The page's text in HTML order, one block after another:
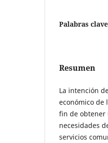
Palabras
Resumen
La intención
económico de
fin de obtener
necesidades
servicios